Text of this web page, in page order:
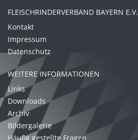
FLEISCHRINDERVERBAND BAYERN E.V.
Kontakt
Impressum
Datenschutz
WEITERE INFORMATIONEN
Links
Downloads
Archiv
Bildergalerie
Häufig gestellte Fragen